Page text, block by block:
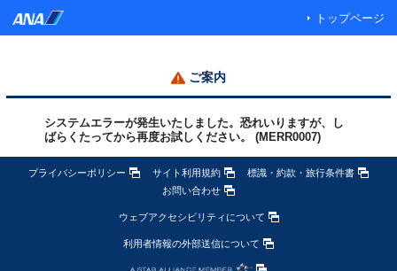
トップページ
ご案内
システムエラーが発生いたしました。恐れいりますが、し
ばらくたってから再度お試しください。 (MERR0007)
プライバシーポリシー サイト利用規約
標識・約款・旅行条件書
お問い合わせ
ウェブアクセシビリティについて
利用者情報の外部送信について